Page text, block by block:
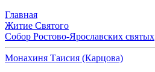
Главная
Житие Святого
Собор Ростово-Ярославских святых
Монахиня Таисия (Карцова)